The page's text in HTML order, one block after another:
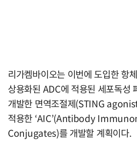
리가켐바이오는 이번에 도입한 항
상용화된 ADC에 적용된 세포독성
개발한 면역조절제(STING
적용한 ‘AIC’(Antibody
Conjugates)를 개발할 계획이다.